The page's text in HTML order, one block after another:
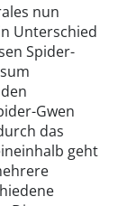
nun
Unterschied
Spider-
Gwen
das
geht